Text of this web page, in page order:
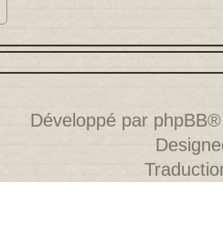
Développé par phpBB®